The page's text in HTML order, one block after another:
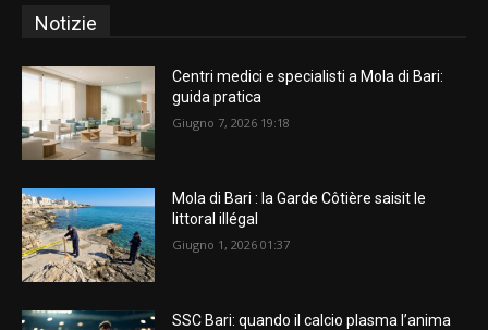
Notizie
Centri medici e specialisti a Mola di Bari:
guida pratica
Giugno 7, 2026 19:18
Mola di Bari : la Garde Côtière saisit le
littoral illégal
Giugno 1, 2026 01:37
SSC Bari: quando il calcio plasma l’anima